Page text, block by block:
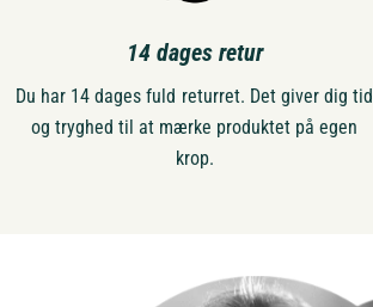
14 dages retur
Du har 14 dages fuld returret. Det giver dig tid
og tryghed til at mærke produktet på egen
krop.